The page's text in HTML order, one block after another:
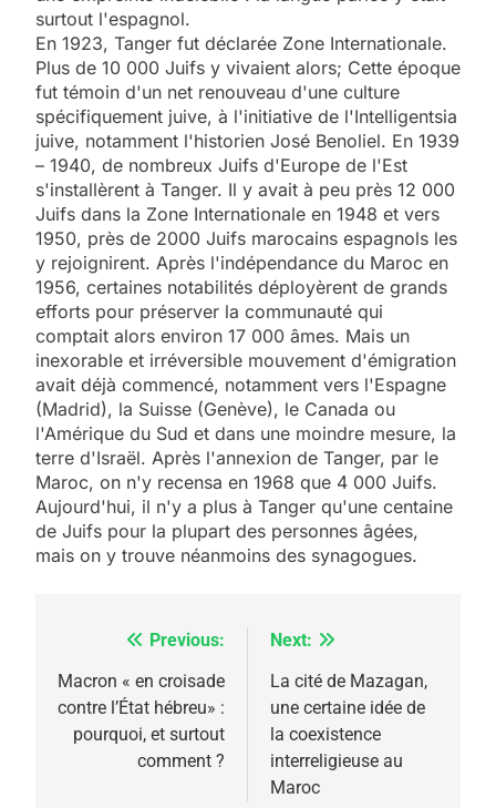
surtout l'espagnol.
En 1923, Tanger fut déclarée Zone Internationale.
Plus de 10 000 Juifs y vivaient alors; Cette époque
fut témoin d'un net renouveau d'une culture
spécifiquement juive, à l'initiative de l'Intelligentsia
juive, notamment l'historien José Benoliel. En 1939
– 1940, de nombreux Juifs d'Europe de l'Est
s'installèrent à Tanger. Il y avait à peu près 12 000
Juifs dans la Zone Internationale en 1948 et vers
1950, près de 2000 Juifs marocains espagnols les
y rejoignirent. Après l'indépendance du Maroc en
1956, certaines notabilités déployèrent de grands
efforts pour préserver la communauté qui
comptait alors environ 17 000 âmes. Mais un
inexorable et irréversible mouvement d'émigration
avait déjà commencé, notamment vers l'Espagne
(Madrid), la Suisse (Genève), le Canada ou
l'Amérique du Sud et dans une moindre mesure, la
terre d'Israël. Après l'annexion de Tanger, par le
Maroc, on n'y recensa en 1968 que 4 000 Juifs.
Aujourd'hui, il n'y a plus à Tanger qu'une centaine
de Juifs pour la plupart des personnes âgées,
mais on y trouve néanmoins des synagogues.
Navigation
de
l’article
Previous:
Macron « en croisade
contre l’État hébreu» :
pourquoi, et surtout
comment ?
Next:
La cité de Mazagan,
une certaine idée de
la coexistence
interreligieuse au
Maroc
2025, l’année la plus
meurtrière selon le
rapport d’ADL contre
l’antisémitisme
FRANCE ISRAÉL
FIÈRE, DIGNE ET RÉSILIENTE :
POURQUOI JE REVENDIQUE
Zrihen-Dvir
CE QUI NOUS MANQUE –
Jacques Hadida
JUDAISME